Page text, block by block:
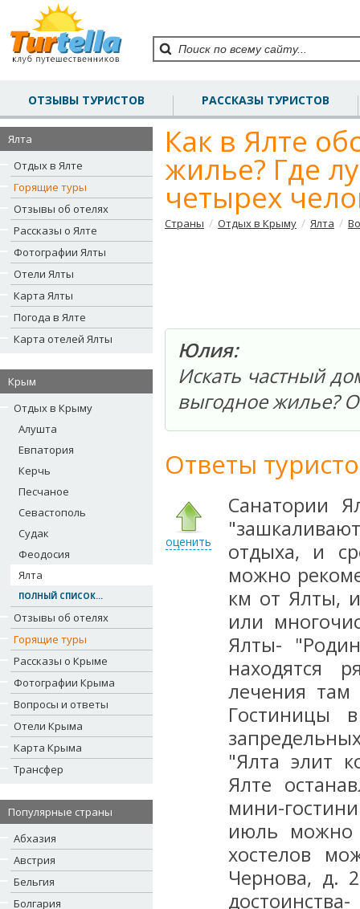
ОТЗЫВЫ ТУРИСТОВ РАССКАЗЫ ТУРИСТОВ
Ялта
Отдых в Ялте
Горящие туры
Отзывы об отелях
Рассказы о Ялте
Фотографии Ялты
Отели Ялты
Карта Ялты
Погода в Ялте
Карта отелей Ялты
Крым
Отдых в Крыму
Алушта
Евпатория
Керчь
Песчаное
Севастополь
Судак
Феодосия
Ялта
ПОЛНЫЙ СПИСОК...
Отзывы об отелях
Горящие туры
Рассказы о Крыме
Фотографии Крыма
Вопросы и ответы
Отели Крыма
Карта Крыма
Трансфер
Популярные страны
Абхазия
Австрия
Бельгия
Болгария
Как в Ялте
жилье? Где
четырех
Страны / Отдых в Крыму / Ялта /
Юлия:
Искать частный
выгодное жилье?
Ответы
оценить
Санатории
отдыха, и
можно
км от Ялты,
или
Ялты-
находятся
лечения там
Гостиницы
"Ялта элит
Ялте
мини-
июль можно
хостелов
Чернова, д.